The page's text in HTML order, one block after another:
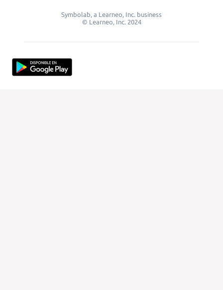
Symbolab, a Learneo, Inc. business
© Learneo, Inc. 2024